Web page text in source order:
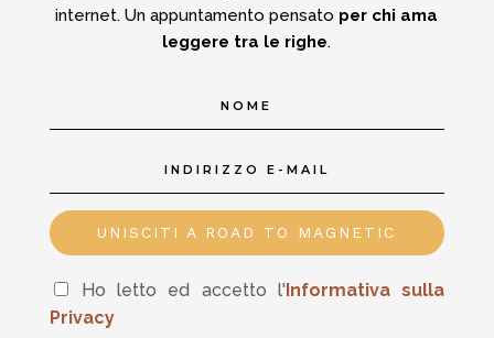
internet.Un appuntamento pensato per chi ama
leggere tra le righe.
UNISCITI A ROAD TO MAGNETIC
Ho letto ed accetto l'Informativa sulla
Privacy